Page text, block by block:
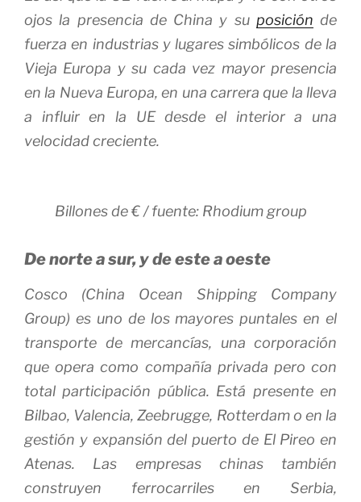
ojos la presencia de China y su posición de
fuerza en industrias y lugares simbólicos de la
Vieja Europa y su cada vez mayor presencia
en la Nueva Europa, en una carrera que la lleva
a influir en la UE desde el interior a una
velocidad creciente.
Billones de € / fuente: Rhodium group
De norte a sur, y de este a oeste
Cosco (China Ocean Shipping Company
Group) es uno de los mayores puntales en el
transporte de mercancías, una corporación
que opera como compañía privada pero con
total participación pública. Está presente en
Bilbao, Valencia, Zeebrugge, Rotterdam o en la
gestión y expansión del puerto de El Pireo en
Atenas. Las empresas chinas también
construyen ferrocarriles en Serbia,